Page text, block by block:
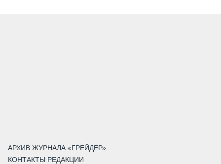
АРХИВ ЖУРНАЛА «ГРЕЙДЕР»
КОНТАКТЫ РЕДАКЦИИ